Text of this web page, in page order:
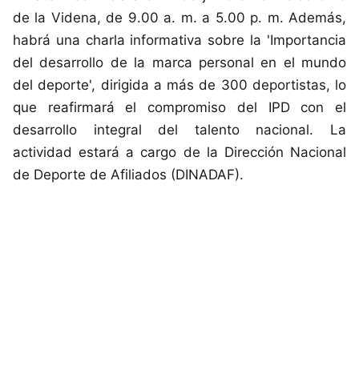
de la Videna, de 9.00 a. m. a 5.00 p. m. Además,
habrá una charla informativa sobre la 'Importancia
del desarrollo de la marca personal en el mundo
del deporte', dirigida a más de 300 deportistas, lo
que reafirmará el compromiso del IPD con el
desarrollo integral del talento nacional. La
actividad estará a cargo de la Dirección Nacional
de Deporte de Afiliados (DINADAF).